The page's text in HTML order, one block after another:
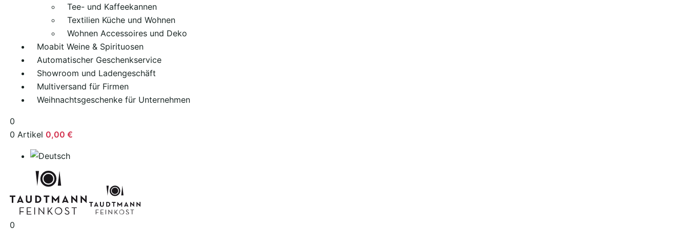
Tee- und Kaffeekannen
Textilien Küche und Wohnen
Wohnen Accessoires und Deko
Moabit Weine & Spirituosen
Automatischer Geschenkservice
Showroom und Ladengeschäft
Multiversand für Firmen
Weihnachtsgeschenke für Unternehmen
0
0Artikel 0,00€
0